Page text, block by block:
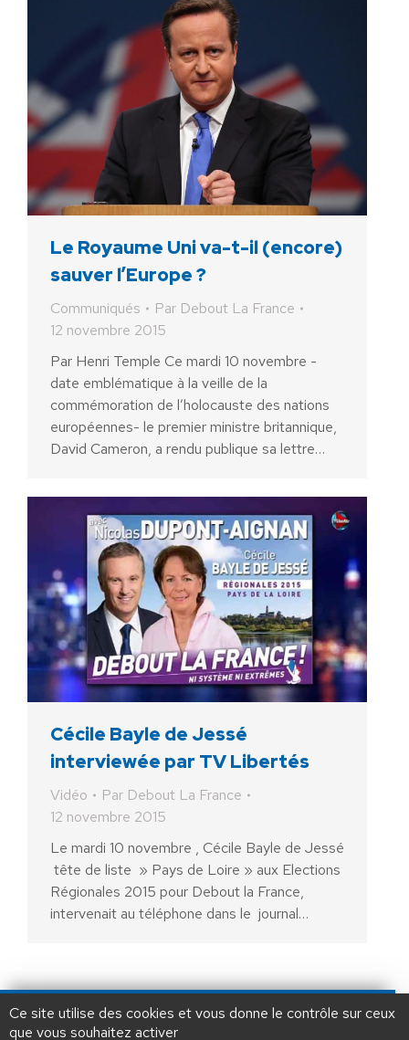
Le Royaume Uni va-t-il (encore)
sauver l’Europe ?
Communiqués Par Debout La France
12 novembre 2015
Par Henri Temple Ce mardi 10 novembre -
date emblématique à la veille de la
commémoration de l’holocauste des nations
européennes- le premier ministre britannique,
David Cameron, a rendu publique sa lettre…
Cécile Bayle de Jessé
interviewée par TV Libertés
Vidéo Par Debout La France
12 novembre 2015
Le mardi 10 novembre , Cécile Bayle de Jessé
tête de liste » Pays de Loire » aux Elections
Régionales 2015 pour Debout la France,
intervenait au téléphone dans le journal…
LIBÉRER LA FRANCE
JE FAIS UN DON À DLF
Ce site utilise des cookies et vous donne le contrôle sur ceux
que vous souhaitez activer